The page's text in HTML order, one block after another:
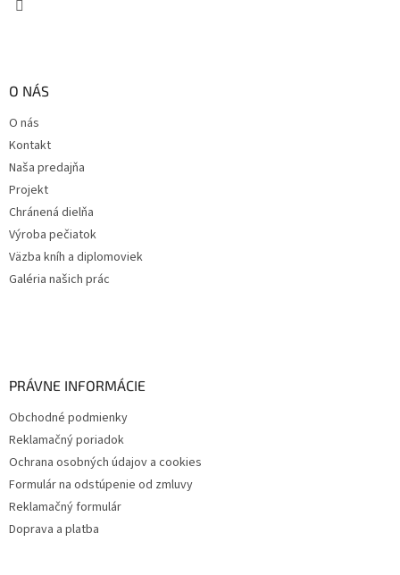
O NÁS
O nás
Kontakt
Naša predajňa
Projekt
Chránená dielňa
Výroba pečiatok
Väzba kníh a diplomoviek
Galéria našich prác
PRÁVNE INFORMÁCIE
Obchodné podmienky
Reklamačný poriadok
Ochrana osobných údajov a cookies
Formulár na odstúpenie od zmluvy
Reklamačný formulár
Doprava a platba